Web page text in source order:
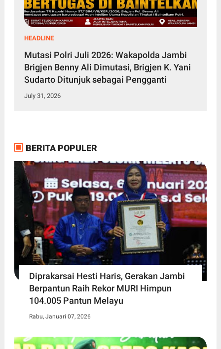
HEADLINE
Mutasi Polri Juli 2026: Wakapolda Jambi
Brigjen Benny Ali Dimutasi, Brigjen K. Yani
Sudarto Ditunjuk sebagai Pengganti
July 31, 2026
BERITA POPULER
Diprakarsai Hesti Haris, Gerakan Jambi
Berpantun Raih Rekor MURI Himpun
104.005 Pantun Melayu
Rabu, Januari 07, 2026